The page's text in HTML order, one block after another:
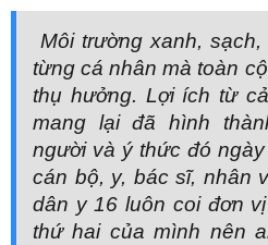
Môi trường xanh,
từng cá nhân mà toàn
thụ hưởng. Lợi ích từ
mang lại đã hình
người và ý thức đó
cán bộ, y, bác sĩ, nhân
dân y 16 luôn coi đơn
thứ hai của mình nên